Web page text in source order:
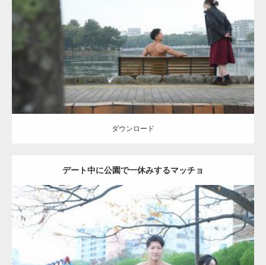
公園のマッチョ AKIHITO(細マッチョ) 背中
ダウンロード
ダウンロード
デート中に公園で一休みするマッチョ
Update:2021.07.6
Category:公園のマッチョ その他 AKIHITO(細マッチョ) 腹筋